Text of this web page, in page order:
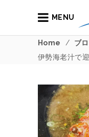
MENU
Home / ブ
伊勢海老汁で